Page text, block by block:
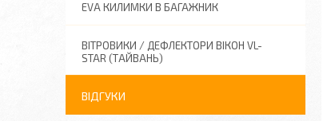
EVA КИЛИМКИ В БАГАЖНИК
ВІТРОВИКИ / ДЕФЛЕКТОРИ ВІКОН VL-
STAR (ТАЙВАНЬ)
ВІДГУКИ